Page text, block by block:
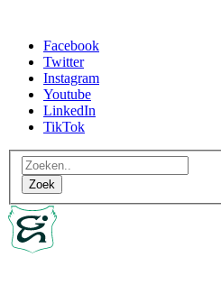
Facebook
Twitter
Instagram
Youtube
LinkedIn
TikTok